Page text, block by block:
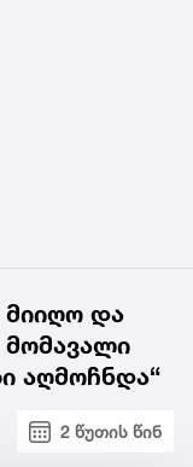
და
მომავალი
აღმოჩნდა“
2 წუთის წინ